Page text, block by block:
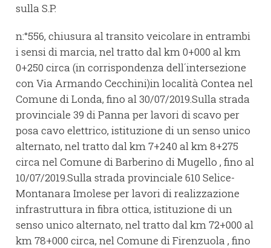
sulla S.P.
n:°556, chiusura al transito veicolare in entrambi
i sensi di marcia, nel tratto dal km 0+000 al km
0+250 circa (in corrispondenza dell´intersezione
con Via Armando Cecchini)in località Contea nel
Comune di Londa, fino al 30/07/2019.Sulla strada
provinciale 39 di Panna per lavori di scavo per
posa cavo elettrico, istituzione di un senso unico
alternato, nel tratto dal km 7+240 al km 8+275
circa nel Comune di Barberino di Mugello , fino al
10/07/2019.Sulla strada provinciale 610 Selice-
Montanara Imolese per lavori di realizzazione
infrastruttura in fibra ottica, istituzione di un
senso unico alternato, nel tratto dal km 72+000 al
km 78+000 circa, nel Comune di Firenzuola , fino